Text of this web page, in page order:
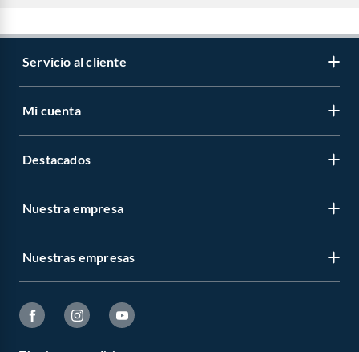
Servicio al cliente
Mi cuenta
Destacados
Nuestra empresa
Nuestras empresas